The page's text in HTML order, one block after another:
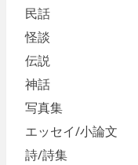
民話
怪談
伝説
神話
写真集
エッセイ/小論文
詩/詩集